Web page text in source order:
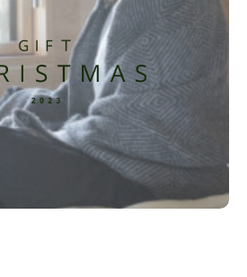
0965-52-0323
096-274-8175
0965-45-9282